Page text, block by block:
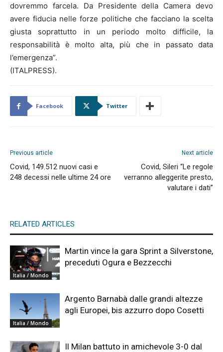
dovremmo farcela. Da Presidente della Camera devo
avere fiducia nelle forze politiche che facciano la scelta
giusta soprattutto in un periodo molto difficile, la
responsabilità è molto alta, più che in passato data
l’emergenza”.
(ITALPRESS).
Facebook Twitter
Previous article
Covid, 149.512 nuovi casi e
248 decessi nelle ultime 24 ore
Next article
Covid, Sileri “Le regole
verranno alleggerite presto,
valutare i dati”
RELATED ARTICLES
Italia / Mondo
Martin vince la gara Sprint a Silverstone,
preceduti Ogura e Bezzecchi
Italia / Mondo
Argento Barnabà dalle grandi altezze
agli Europei, bis azzurro dopo Cosetti
Il Milan battuto in amichevole 3-0 dal